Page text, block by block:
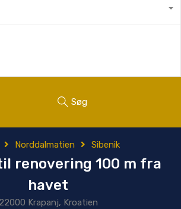
Søg
Norddalmatien Sibenik
renovering 100 m fra
havet
22000 Krapanj, Kroatien